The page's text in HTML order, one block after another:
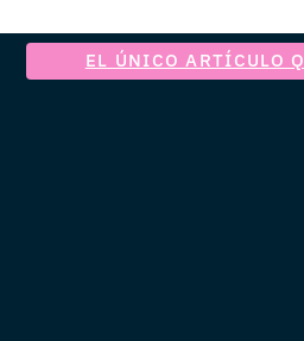
EL ÚNICO ARTÍCULO